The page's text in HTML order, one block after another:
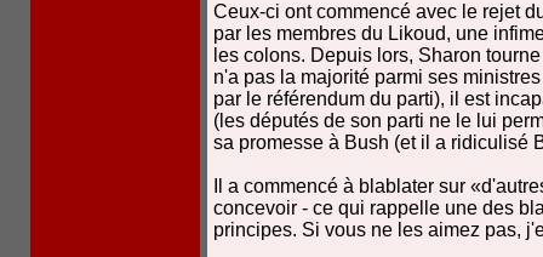
Ceux-ci ont commencé avec le rejet
par les membres du Likoud, une
les colons. Depuis lors, Sharon
n'a pas la majorité parmi ses
par le référendum du parti), il est
(les députés de son parti ne le lui
sa promesse à Bush (et il a ridiculisé
Il a commencé à blablater sur
concevoir - ce qui rappelle une des
principes. Si vous ne les aimez pas,